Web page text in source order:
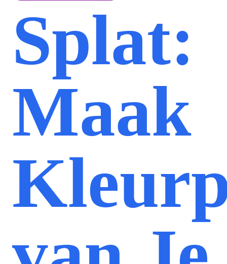
Splat:
Maak